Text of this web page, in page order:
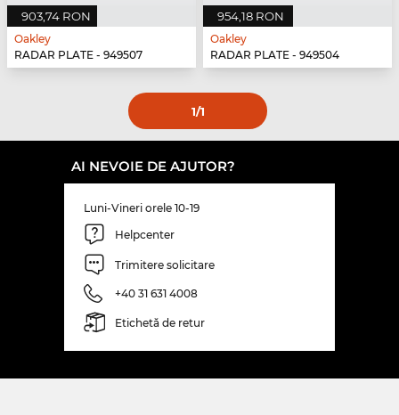
903,74 RON
Oakley
RADAR PLATE - 949507
954,18 RON
Oakley
RADAR PLATE - 949504
1/1
AI NEVOIE DE AJUTOR?
Luni-Vineri orele 10-19
Helpcenter
Trimitere solicitare
+40 31 631 4008
Etichetă de retur